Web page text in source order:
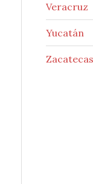
Veracruz
Yucatán
Zacatecas